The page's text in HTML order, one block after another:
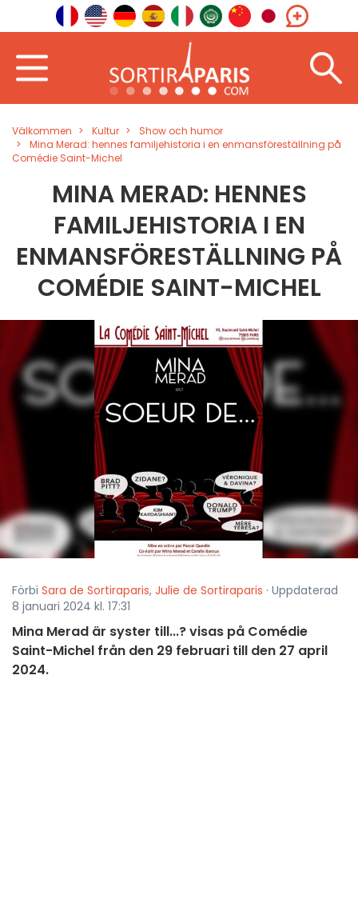
Välkommen Kultur
Show och humor
Mina Merad: hennes familjehistoria i en enmansföreställning på
Comédie Saint-Michel
MINA MERAD: HENNES
FAMILJEHISTORIA I EN
ENMANSFÖRESTÄLLNING PÅ
COMÉDIE SAINT-MICHEL
Förbi Sara de Sortiraparis, Julie de Sortiraparis · Uppdaterad
8 januari 2024 kl. 17:31
Mina Merad är syster till...? visas på Comédie
Saint-Michel från den 29 februari till den 27 april
2024.